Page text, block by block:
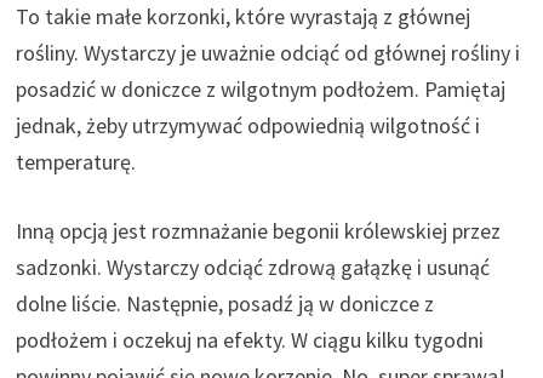
To takie małe korzonki, które wyrastają z głównej
rośliny. Wystarczy je uważnie odciąć od głównej rośliny i
posadzić w doniczce z wilgotnym podłożem. Pamiętaj
jednak, żeby utrzymywać odpowiednią wilgotność i
temperaturę.
Inną opcją jest rozmnażanie begonii królewskiej przez
sadzonki. Wystarczy odciąć zdrową gałązkę i usunąć
dolne liście. Następnie, posadź ją w doniczce z
podłożem i oczekuj na efekty. W ciągu kilku tygodni